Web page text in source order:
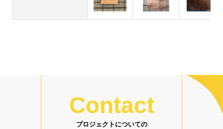
Contact
プロジェクトについての